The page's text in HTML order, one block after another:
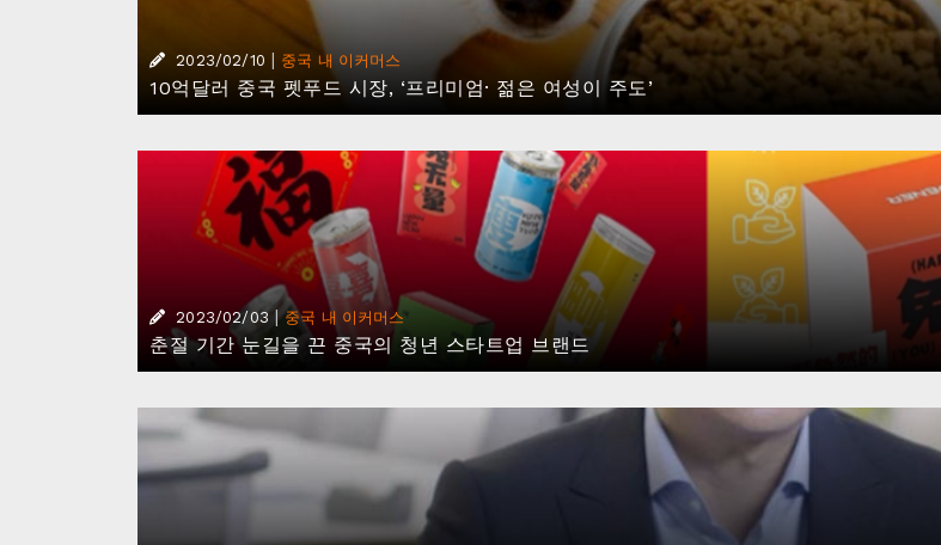
2023/02/10 | 중국 내 이커머스
10억달러 중국 펫푸드 시장, ‘프리미엄· 젊은 여성이 주도’
2023/02/03 | 중국 내 이커머스
춘절 기간 눈길을 끈 중국의 청년 스타트업 브랜드